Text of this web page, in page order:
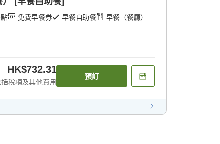
免費早餐券 早餐自助餐 早餐（餐廳）
HK$732.31
括稅項及其他費用
預訂